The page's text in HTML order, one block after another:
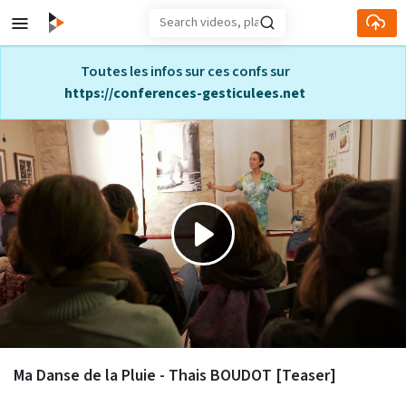
Skip to main content
Toutes les infos sur ces confs sur
https://conferences-gesticulees.net
Play
Video
Ma Danse de la Pluie - Thais BOUDOT [Teaser]